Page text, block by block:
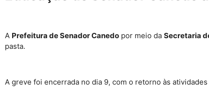
A Prefeitura de Senador Canedo por meio da Secretaria
pasta.
A greve foi encerrada no dia 9, com o retorno às